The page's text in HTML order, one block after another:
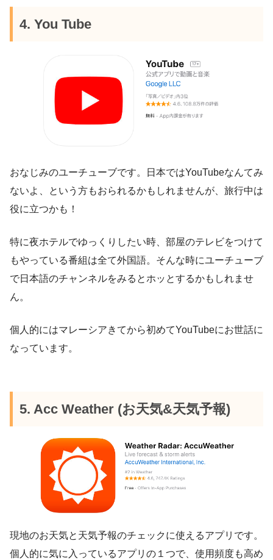
4. You Tube
おなじみのユーチューブです。日本ではYouTubeなんてみ
ないよ、という方もおられるかもしれませんが、旅行中は
役に立つかも！
特に夜ホテルでゆっくりしたい時、部屋のテレビをつけて
もやっている番組は全て外国語。そんな時にユーチューブ
で日本語のチャンネルをみるとホッとするかもしれませ
ん。
個人的にはマレーシアきてから初めてYouTubeにお世話に
なっています。
5. Acc Weather (お天気&天気予報)
現地のお天気と天気予報のチェックに使えるアプリです。
個人的に気に入っているアプリの１つで、使用頻度も高め